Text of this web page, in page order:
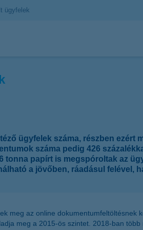
ügyfelek
ügyfelek száma, részben ezért
száma pedig 426
papírt is megspóroltak az
a jövőben, ráadásul felével,
meg az online dokumentumfeltöltésnek
meg a 2015-ös szintet. 2018-ban